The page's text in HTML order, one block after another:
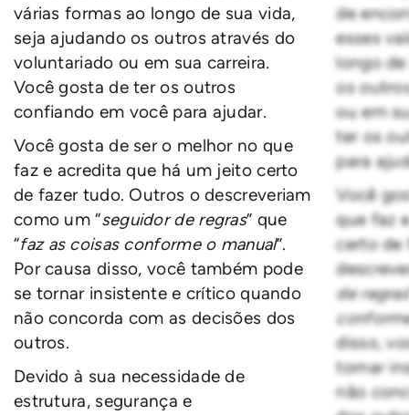
várias formas ao longo de sua vida,
seja ajudando os outros através do
voluntariado ou em sua carreira.
Você gosta de ter os outros
confiando em você para ajudar.
Você gosta de ser o melhor no que
faz e acredita que há um jeito certo
de fazer tudo. Outros o descreveriam
como um “seguidor de regras” que
“faz as coisas conforme o manual”.
Por causa disso, você também pode
se tornar insistente e crítico quando
não concorda com as decisões dos
outros.
Devido à sua necessidade de
estrutura, segurança e
de
esses
longo
os
ou em
ter os
para
Você
que faz
certo de
de regras
disso,
tornar
não